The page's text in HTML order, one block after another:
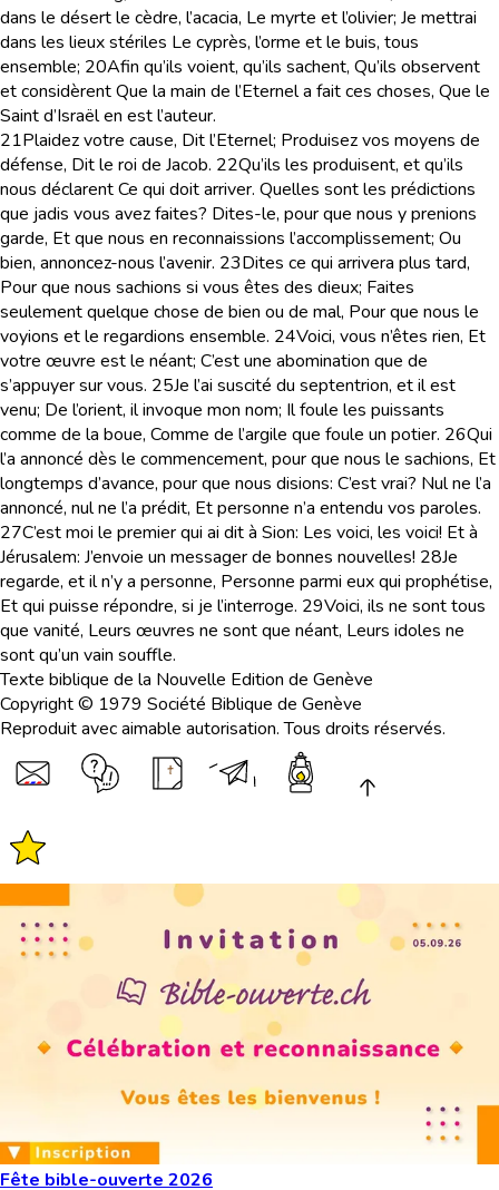
dans le désert le cèdre, l’acacia, Le myrte et l’olivier; Je mettrai
dans les lieux stériles Le cyprès, l’orme et le buis, tous
ensemble; 20Afin qu’ils voient, qu’ils sachent, Qu’ils observent
et considèrent Que la main de l’Eternel a fait ces choses, Que le
Saint d’Israël en est l’auteur.
21Plaidez votre cause, Dit l’Eternel; Produisez vos moyens de
défense, Dit le roi de Jacob. 22Qu’ils les produisent, et qu’ils
nous déclarent Ce qui doit arriver. Quelles sont les prédictions
que jadis vous avez faites? Dites-le, pour que nous y prenions
garde, Et que nous en reconnaissions l’accomplissement; Ou
bien, annoncez-nous l’avenir. 23Dites ce qui arrivera plus tard,
Pour que nous sachions si vous êtes des dieux; Faites
seulement quelque chose de bien ou de mal, Pour que nous le
voyions et le regardions ensemble. 24Voici, vous n’êtes rien, Et
votre œuvre est le néant; C’est une abomination que de
s’appuyer sur vous. 25Je l’ai suscité du septentrion, et il est
venu; De l’orient, il invoque mon nom; Il foule les puissants
comme de la boue, Comme de l’argile que foule un potier. 26Qui
l’a annoncé dès le commencement, pour que nous le sachions, Et
longtemps d’avance, pour que nous disions: C’est vrai? Nul ne l’a
annoncé, nul ne l’a prédit, Et personne n’a entendu vos paroles.
27C’est moi le premier qui ai dit à Sion: Les voici, les voici! Et à
Jérusalem: J’envoie un messager de bonnes nouvelles! 28Je
regarde, et il n’y a personne, Personne parmi eux qui prophétise,
Et qui puisse répondre, si je l’interroge. 29Voici, ils ne sont tous
que vanité, Leurs œuvres ne sont que néant, Leurs idoles ne
sont qu’un vain souffle.
Texte biblique de la Nouvelle Edition de Genève
Copyright © 1979 Société Biblique de Genève
Reproduit avec aimable autorisation. Tous droits réservés.
Fête bible-ouverte 2026